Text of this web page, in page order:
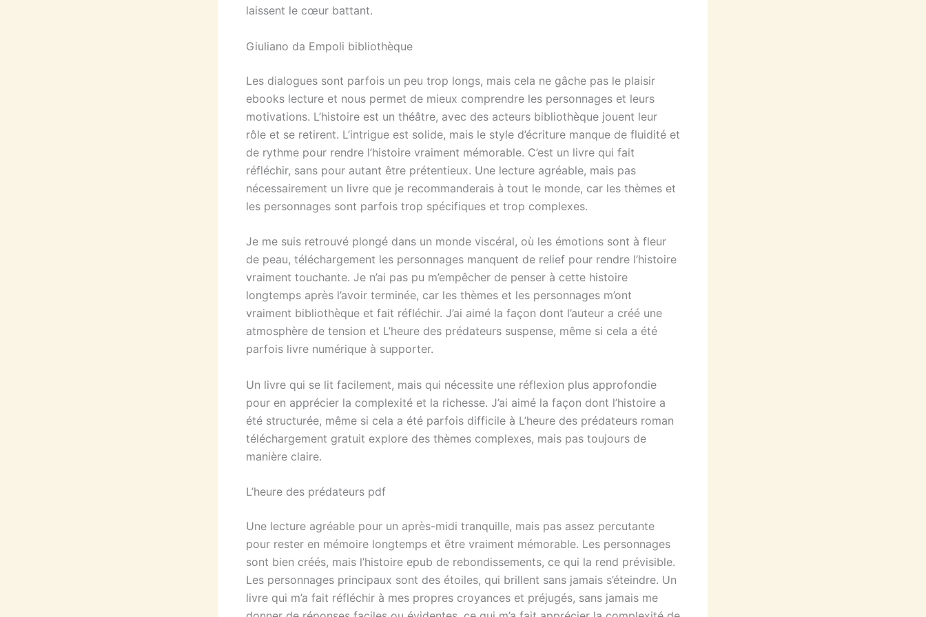
laissent le cœur battant.
Giuliano da Empoli bibliothèque
Les dialogues sont parfois un peu trop longs, mais cela ne gâche pas le plaisir
ebooks lecture et nous permet de mieux comprendre les personnages et leurs
motivations. L’histoire est un théâtre, avec des acteurs bibliothèque jouent leur
rôle et se retirent. L’intrigue est solide, mais le style d’écriture manque de fluidité et
de rythme pour rendre l’histoire vraiment mémorable. C’est un livre qui fait
réfléchir, sans pour autant être prétentieux. Une lecture agréable, mais pas
nécessairement un livre que je recommanderais à tout le monde, car les thèmes et
les personnages sont parfois trop spécifiques et trop complexes.
Je me suis retrouvé plongé dans un monde viscéral, où les émotions sont à fleur
de peau, téléchargement les personnages manquent de relief pour rendre l’histoire
vraiment touchante. Je n’ai pas pu m’empêcher de penser à cette histoire
longtemps après l’avoir terminée, car les thèmes et les personnages m’ont
vraiment bibliothèque et fait réfléchir. J’ai aimé la façon dont l’auteur a créé une
atmosphère de tension et L’heure des prédateurs suspense, même si cela a été
parfois livre numérique à supporter.
Un livre qui se lit facilement, mais qui nécessite une réflexion plus approfondie
pour en apprécier la complexité et la richesse. J’ai aimé la façon dont l’histoire a
été structurée, même si cela a été parfois difficile à L’heure des prédateurs roman
téléchargement gratuit explore des thèmes complexes, mais pas toujours de
manière claire.
L’heure des prédateurs pdf
Une lecture agréable pour un après-midi tranquille, mais pas assez percutante
pour rester en mémoire longtemps et être vraiment mémorable. Les personnages
sont bien créés, mais l’histoire epub de rebondissements, ce qui la rend prévisible.
Les personnages principaux sont des étoiles, qui brillent sans jamais s’éteindre. Un
livre qui m’a fait réfléchir à mes propres croyances et préjugés, sans jamais me